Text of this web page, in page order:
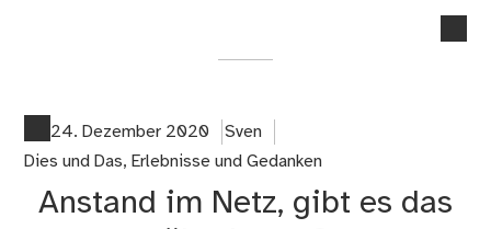
24. Dezember 2020
Sven
Dies und Das, Erlebnisse und Gedanken
Anstand im Netz, gibt es das